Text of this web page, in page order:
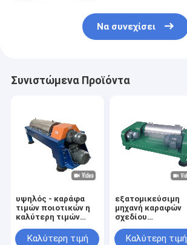
Να συνεχίσει
Συνιστώμενα Προϊόντα
υψηλός - καράφα
τιμών ποιοτικών η
καλύτερη τιμών
υποβάλλει σε
Καλύτερη τιμή
εξατομικεύσιμη
μηχανή καραφών
σχεδίου
διευκρίνιση
Καλύτερη τιμή